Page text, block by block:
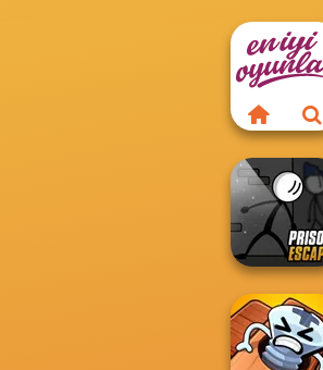
Prison Escape
Online